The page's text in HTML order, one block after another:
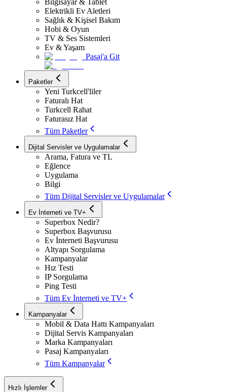
Bilgisayar & Tablet
Elektrikli Ev Aletleri
Sağlık & Kişisel Bakım
Hobi & Oyun
TV & Ses Sistemleri
Ev & Yaşam
Pasaj'a Git
Paketler
Yeni Turkcell'liler
Faturalı Hat
Turkcell Rahat
Faturasız Hat
Tüm Paketler
Dijital Servisler ve Uygulamalar
Arama, Fatura ve TL
Eğlence
Uygulama
Bilgi
Tüm Dijital Servisler ve Uygulamalar
Ev İnterneti ve TV+
Superbox Nedir?
Superbox Başvurusu
Ev İnterneti Başvurusu
Altyapı Sorgulama
Kampanyalar
Hız Testi
IP Sorgulama
Ping Testi
Tüm Ev İnterneti ve TV+
Kampanyalar
Mobil & Data Hattı Kampanyaları
Dijital Servis Kampanyaları
Marka Kampanyaları
Pasaj Kampanyaları
Tüm Kampanyalar
Hızlı İşlemler